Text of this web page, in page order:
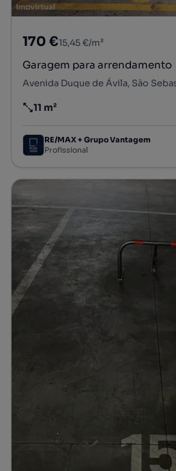
170 €15,45 €/m²
Garagem para arrendamento
Preço por metro quadrado
11 m²
RE/MAX + Grupo Vantagem
Profissional